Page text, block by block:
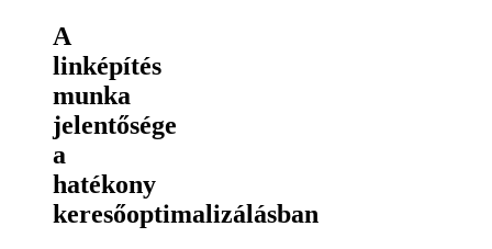
A
linképítés
munka
jelentősége
a
hatékony
keresőoptimalizálásban